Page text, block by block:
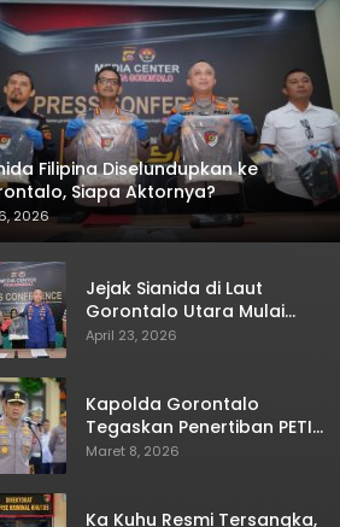
Filipina Diselundupkan ke
Siapa Aktornya?
2026
Jejak Sianida di Laut
Gorontalo Utara Mulai
Terkuak
April 23, 2026
Kapolda Gorontalo
Tegaskan Penertiban PETI
Terus Berjalan
Maret 8, 2026
Ka Kuhu Resmi Tersangka,